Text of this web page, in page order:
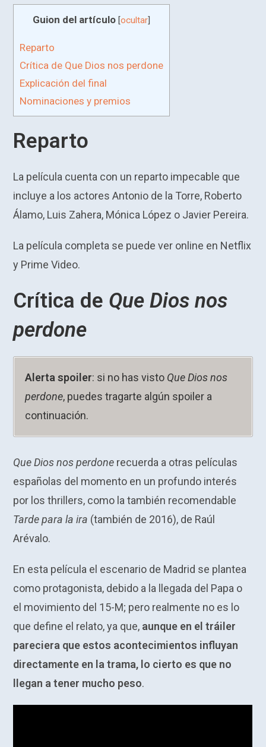
Guion del artículo [ocultar]
Reparto
Crítica de Que Dios nos perdone
Explicación del final
Nominaciones y premios
Reparto
La película cuenta con un reparto impecable que
incluye a los actores Antonio de la Torre, Roberto
Álamo, Luis Zahera, Mónica López o Javier Pereira.
La película completa se puede ver online en Netflix
y Prime Video.
Crítica de Que Dios nos
perdone
Alerta spoiler: si no has visto Que Dios nos
perdone, puedes tragarte algún spoiler a
continuación.
Que Dios nos perdone recuerda a otras películas
españolas del momento en un profundo interés
por los thrillers, como la también recomendable
Tarde para la ira (también de 2016), de Raúl
Arévalo.
En esta película el escenario de Madrid se plantea
como protagonista, debido a la llegada del Papa o
el movimiento del 15-M; pero realmente no es lo
que define el relato, ya que, aunque en el tráiler
pareciera que estos acontecimientos influyan
directamente en la trama, lo cierto es que no
llegan a tener mucho peso.